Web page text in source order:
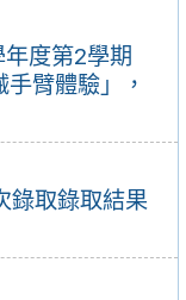
度第2學期
手臂體驗」，
錄取錄取結果